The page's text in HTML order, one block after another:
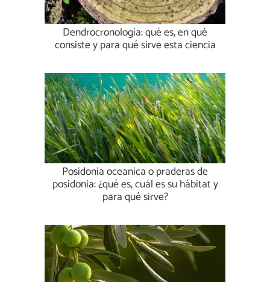
Dendrocronología: qué es, en qué
consiste y para qué sirve esta ciencia
Posidonia oceanica o praderas de
posidonia: ¿qué es, cuál es su hábitat y
para qué sirve?